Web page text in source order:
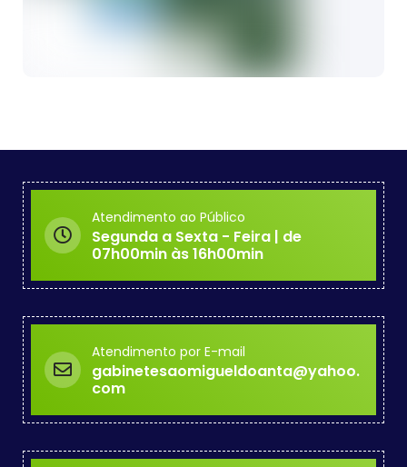
Atendimento ao Público
Segunda a Sexta - Feira | de
07h00min às 16h00min
Atendimento por E-mail
gabinetesaomigueldoanta@yahoo.
com